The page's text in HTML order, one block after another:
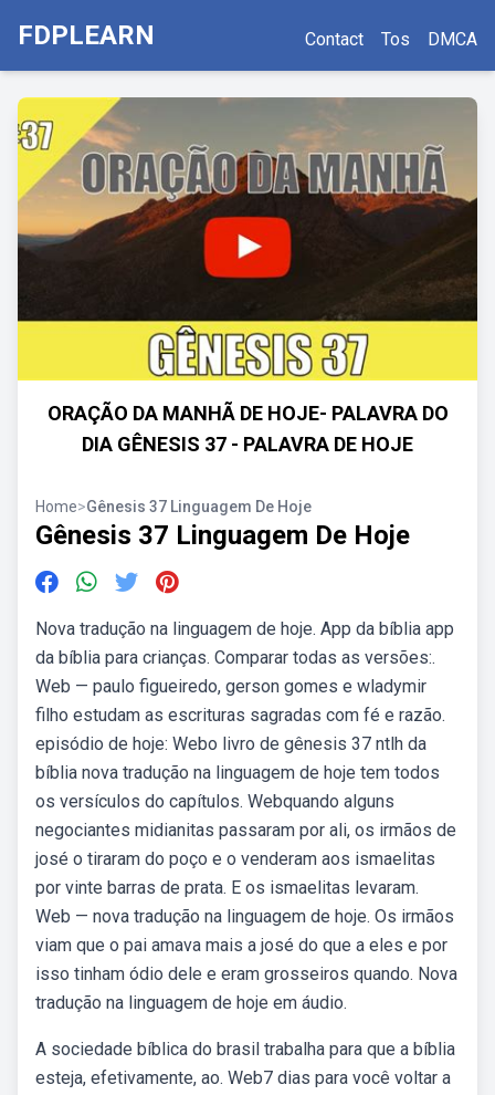
FDPLEARN Contact Tos DMCA
ORAÇÃO DA MANHÃ DE HOJE- PALAVRA DO
DIA GÊNESIS 37 - PALAVRA DE HOJE
Home>Gênesis 37 Linguagem De Hoje
Gênesis 37 Linguagem De Hoje
Nova tradução na linguagem de hoje. App da bíblia app
da bíblia para crianças. Comparar todas as versões:.
Web — paulo figueiredo, gerson gomes e wladymir
filho estudam as escrituras sagradas com fé e razão.
episódio de hoje: Webo livro de gênesis 37 ntlh da
bíblia nova tradução na linguagem de hoje tem todos
os versículos do capítulos. Webquando alguns
negociantes midianitas passaram por ali, os irmãos de
josé o tiraram do poço e o venderam aos ismaelitas
por vinte barras de prata. E os ismaelitas levaram.
Web — nova tradução na linguagem de hoje. Os irmãos
viam que o pai amava mais a josé do que a eles e por
isso tinham ódio dele e eram grosseiros quando. Nova
tradução na linguagem de hoje em áudio.
A sociedade bíblica do brasil trabalha para que a bíblia
esteja, efetivamente, ao. Web7 dias para você voltar a